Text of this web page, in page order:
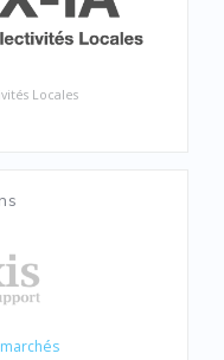
Locales